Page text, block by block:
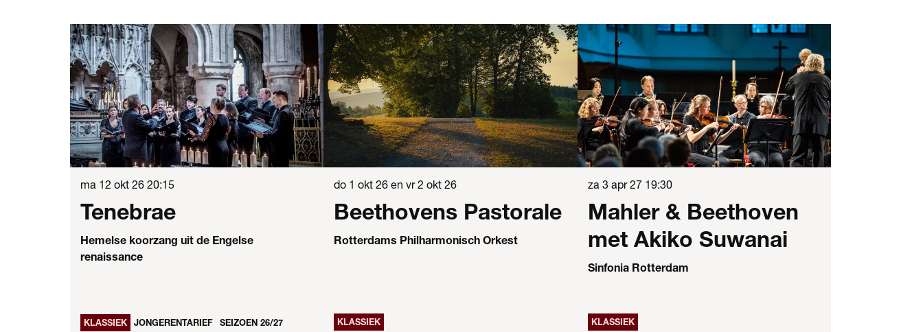
Tenebrae
Hemelse koorzang uit de Engelse
renaissance
ma 12 okt 26 20:15
KLASSIEK JONGERENTARIEF SEIZOEN 26/27
Beethovens Pastorale
Rotterdams Philharmonisch Orkest
do 1 okt 26envr 2 okt 26
KLASSIEK
Mahler & Beethoven
met Akiko Suwanai
Sinfonia Rotterdam
za 3 apr 27 19:30
KLASSIEK